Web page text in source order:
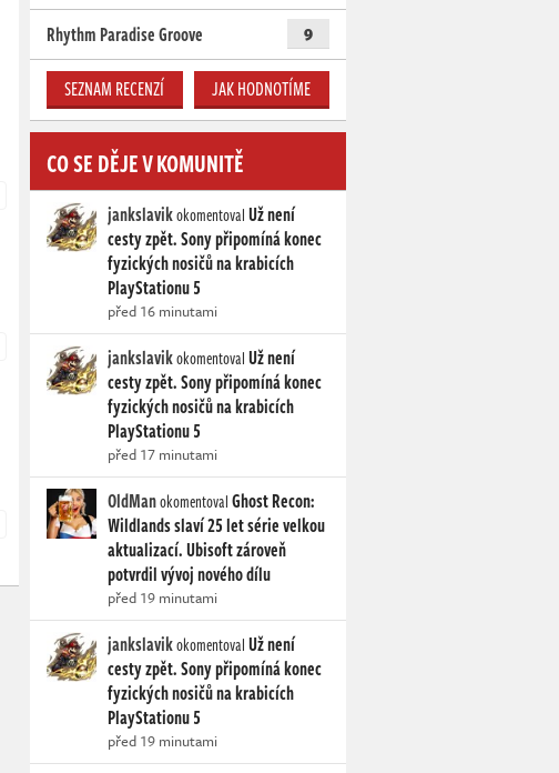
Rhythm Paradise Groove 9
SEZNAM RECENZÍ JAK HODNOTÍME
CO SE DĚJE V KOMUNITĚ
jankslavikokomentovalUž není
cesty zpět. Sony připomíná konec
fyzických nosičů na krabicích
PlayStationu 5
před 16 minutami
jankslavikokomentovalUž není
cesty zpět. Sony připomíná konec
fyzických nosičů na krabicích
PlayStationu 5
před 17 minutami
OldManokomentovalGhost Recon:
Wildlands slaví 25 let série velkou
aktualizací. Ubisoft zároveň
potvrdil vývoj nového dílu
před 19 minutami
jankslavikokomentovalUž není
cesty zpět. Sony připomíná konec
fyzických nosičů na krabicích
PlayStationu 5
před 19 minutami